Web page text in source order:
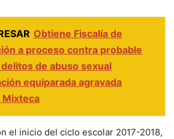
Obtiene Fiscalía de
a proceso contra probable
de abuso sexual
equiparada agravada
Mixteca
el inicio del ciclo escolar 2017-2018,